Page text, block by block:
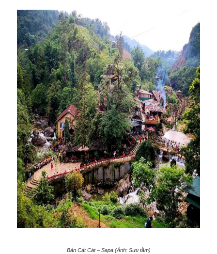
Bản Cát Cát – Sapa (Ảnh: Sưu tầm)